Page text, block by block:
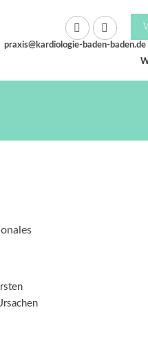
praxis@kardiologie-baden-baden.de